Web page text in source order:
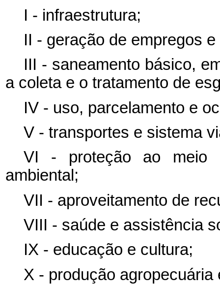
I - infraestrutura;
II - geração de empregos
III - saneamento básico,
a coleta e o tratamento de
IV - uso, parcelamento e
V - transportes e sistema
VI - proteção ao meio
ambiental;
VII - aproveitamento de
VIII - saúde e assistência
IX - educação e cultura;
X - produção